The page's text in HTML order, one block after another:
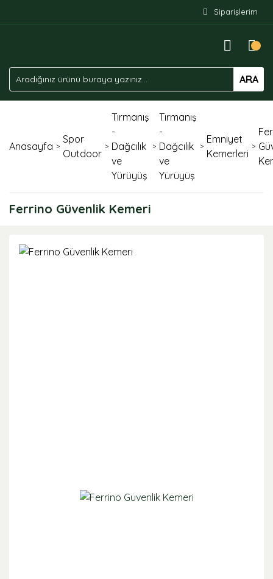
Siparişlerim
ARA
Anasayfa
Spor
Outdoor
Tırmanış
-
Dağcılık
ve
Yürüyüş
Tırmanış
-
Dağcılık
ve
Yürüyüş
Emniyet
Kemerleri
Ferrino Güvenlik Kemeri